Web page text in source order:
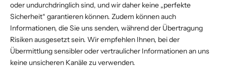
oder undurchdringlich sind, und wir daher keine „perfekte
Sicherheit“ garantieren können. Zudem können auch
Informationen, die Sie uns senden, während der Übertragung
Risiken ausgesetzt sein. Wir empfehlen Ihnen, bei der
Übermittlung sensibler oder vertraulicher Informationen an uns
keine unsicheren Kanäle zu verwenden.